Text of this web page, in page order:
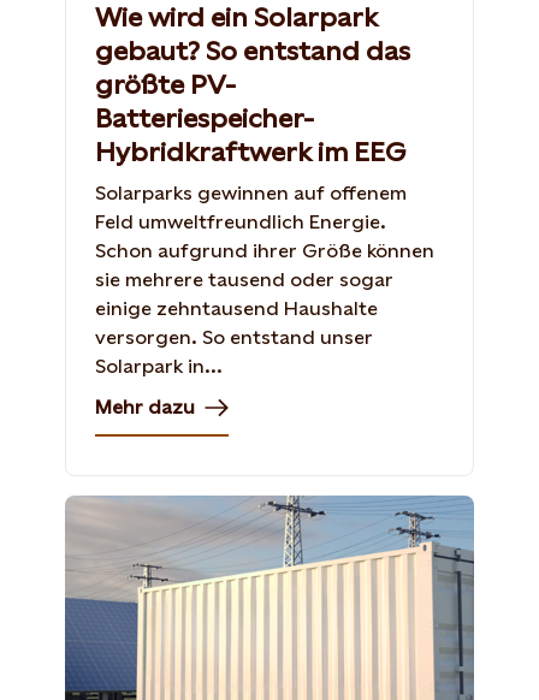
Wie wird ein Solarpark
gebaut? So entstand das
größte PV-
Batteriespeicher-
Hybridkraftwerk im EEG
Solarparks gewinnen auf offenem
Feld umweltfreundlich Energie.
Schon aufgrund ihrer Größe können
sie mehrere tausend oder sogar
einige zehntausend Haushalte
versorgen. So entstand unser
Solarpark in...
Mehr dazu